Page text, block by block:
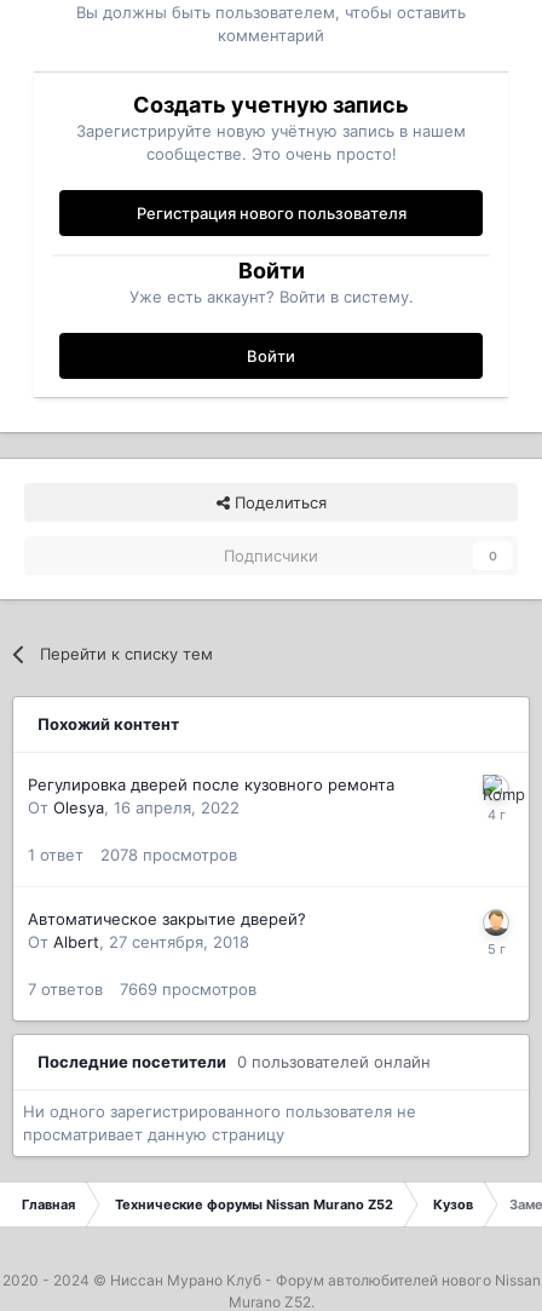
Вы должны быть пользователем, чтобы оставить
комментарий
Создать учетную запись
Зарегистрируйте новую учётную запись в нашем
сообществе. Это очень просто!
Регистрация нового пользователя
Войти
Уже есть аккаунт? Войти в систему.
Войти
Поделиться
Подписчики 0
Перейти к списку тем
Похожий контент
Регулировка дверей после кузовного ремонта
От Olesya, 16 апреля, 2022
1 ответ 2078 просмотров
Автоматическое закрытие дверей?
От Albert, 27 сентября, 2018
7 ответов 7669 просмотров
Последние посетители 0 пользователей онлайн
Ни одного зарегистрированного пользователя не
просматривает данную страницу
Главная Технические форумы Nissan Murano Z52 Кузов
2020 - 2024 © Ниссан Мурано Клуб- Форум автолюбителей нового Nissan
Murano Z52.